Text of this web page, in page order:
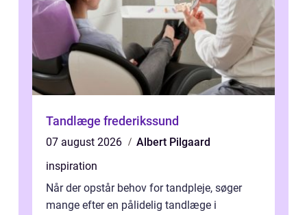
Tandlæge frederikssund
07 august 2026
Albert Pilgaard
inspiration
Når der opstår behov for tandpleje, søger
mange efter en pålidelig tandlæge i